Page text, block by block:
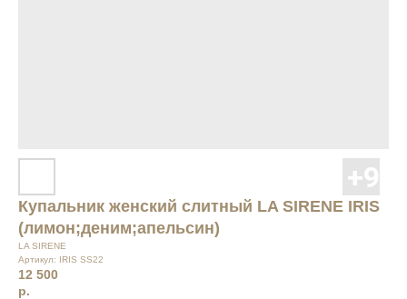
Купальник женский слитный LA SIRENE IRIS
(лимон;деним;апельсин)
LA SIRENE
Артикул: IRIS SS22
12 500
р.